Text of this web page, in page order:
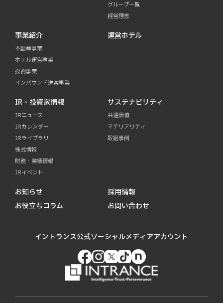
グループ一覧
経営理念
事業紹介
不動産事業
ホテル運営事業
投資事業
インバウンド送客事業
運営ホテル
IR・投資家情報
IRニュース
IRカレンダー
IRライブラリ
株式情報
財務・業績情報
IRイベント
サステナビリティ
共通価値
マテリアリティ
取組事例
お知らせ
お役立ちコラム
採用情報
お問い合わせ
イントランス公式ソーシャルメディアアカウント